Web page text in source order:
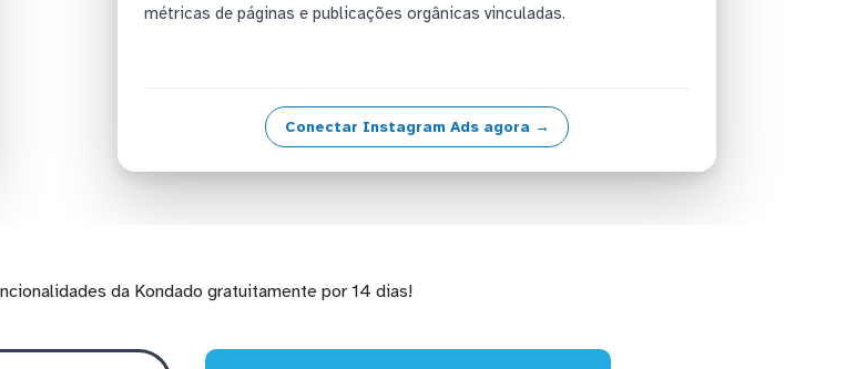
métricas de páginas e publicações orgânicas vinculadas.
Conectar Instagram Ads agora →
da Kondado gratuitamente por 14 dias!